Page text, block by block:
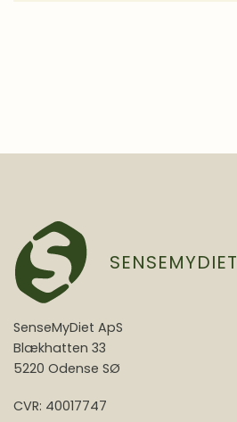
SENSEMYDIET
SenseMyDiet ApS
Blækhatten 33
5220 Odense SØ
CVR: 40017747